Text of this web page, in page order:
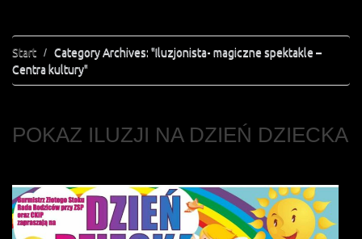
Start
Category Archives: "Iluzjonista- magiczne spektakle –
Centra kultury"
POKAZ ILUZJI NA DZIEŃ DZIECKA